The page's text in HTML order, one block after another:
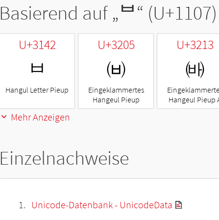
Basierend auf „ᄇ“ (U+1107)
U+3142
ㅂ
Hangul Letter Pieup
U+3205
㈅
Eingeklammertes
Hangeul Pieup
U+3213
㈓
Hangeul Pieup
Mehr Anzeigen
Einzelnachweise
Unicode-Datenbank - UnicodeData